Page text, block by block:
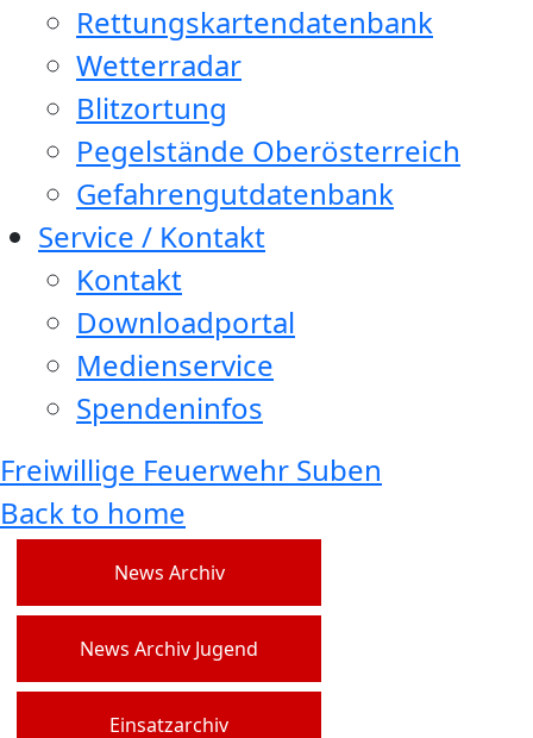
Rettungskartendatenbank
Wetterradar
Blitzortung
Pegelstände Oberösterreich
Gefahrengutdatenbank
Service / Kontakt
Kontakt
Downloadportal
Medienservice
Spendeninfos
Freiwillige Feuerwehr Suben
Back to home
News Archiv
News Archiv Jugend
Einsatzarchiv